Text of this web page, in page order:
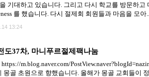
기대하고 있습니다. 그리고 다시 학교를 방문하
를 했습니다. 다시 절제회 회원들과 마음을 모아...
13:24
도37차, 마니푸르절제팩나눔
m.blog.naver.com/
몽골 초원으로 향했습니다. 올해가 몽골 교회들이